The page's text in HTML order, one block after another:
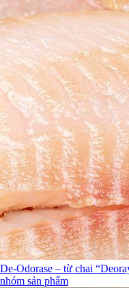
De-Odorase – từ chai
nhóm sản phẩm